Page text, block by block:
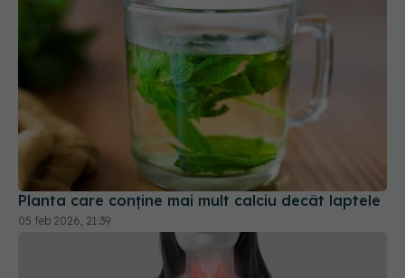
Planta care conține mai mult calciu decât laptele
05 feb 2026, 21:39